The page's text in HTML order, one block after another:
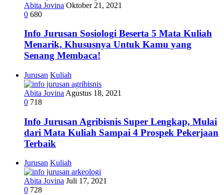
Abita Jovina Oktober 21, 2021
0 680
Info Jurusan Sosiologi Beserta 5 Mata Kuliah
Menarik, Khususnya Untuk Kamu yang
Senang Membaca!
Jurusan Kuliah
Abita Jovina Agustus 18, 2021
0 718
Info Jurusan Agribisnis Super Lengkap, Mulai
dari Mata Kuliah Sampai 4 Prospek Pekerjaan
Terbaik
Jurusan Kuliah
Abita Jovina Juli 17, 2021
0 728